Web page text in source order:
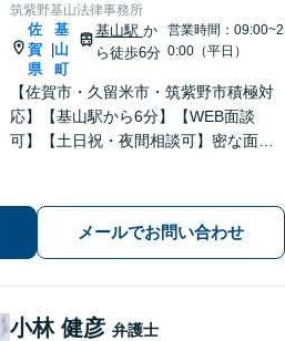
筑紫野基山法律事務所
佐
賀
県
基
山
町
基山駅 か
ら徒歩6分
営業時間：09:00~2
0:00（平日）
【佐賀市・久留米市・筑紫野市積極対
応】【基山駅から6分】【WEB面談
可】【土日祝・夜間相談可】密な面談
り、最善を尽くします。「相談者様に
寄り添い親身に対応」【個室対応／守
秘義務厳守】
メールでお問い合わせ
小林 健彦 弁護士